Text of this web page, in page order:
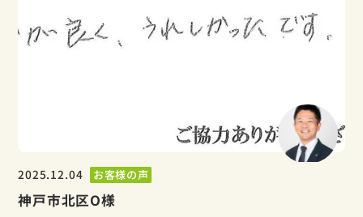
2025.12.04 お客様の声
神戸市北区O様